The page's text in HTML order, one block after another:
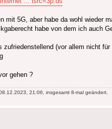
mit 5G, aber habe da wohl wieder
habe von dem ich auch
zufriedenstellend (vor allem nicht
gehen ?
21:06, insgesamt 8-mal geändert.